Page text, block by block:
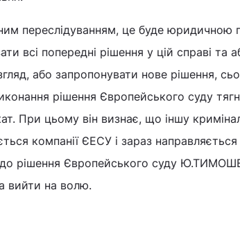
переслідуванням, це буде юридичною
всі попередні рішення у цій справі та
або запропонувати нове рішення,
рішення Європейського суду
При цьому він визнає, що іншу
компанії ЄЕСУ і зараз направляється
рішення Європейського суду
вийти на волю.